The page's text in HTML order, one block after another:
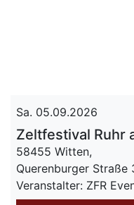
Sa. 05.09.2026
Zeltfestival Ruhr
58455 Witten,
Querenburger Straße
Veranstalter: ZFR